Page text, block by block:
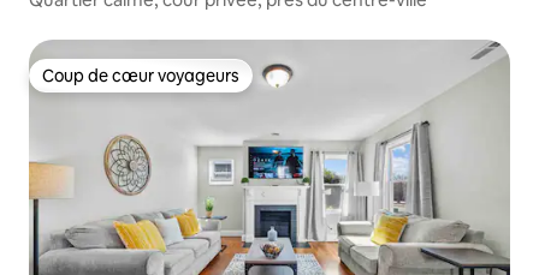
Coup de cœur voyageurs
Coup de cœur voyageurs